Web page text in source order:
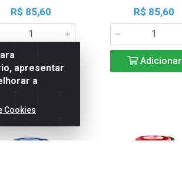
R$ 85,60
Adicionar
R$ 85,60
Adicionar
apresentar
a
Cookies